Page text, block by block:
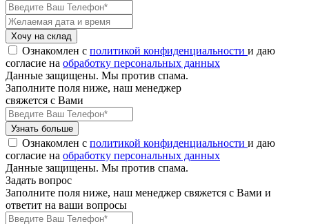
Хочу на склад
Ознакомлен с политикой конфиденциальности и даю
согласие на обработку персональных данных
Данные защищены. Мы против спама.
Заполните поля ниже, наш менеджер
свяжется с Вами
Узнать больше
Ознакомлен с политикой конфиденциальности и даю
согласие на обработку персональных данных
Данные защищены. Мы против спама.
Задать вопрос
Заполните поля ниже, наш менеджер свяжется с Вами и
ответит на ваши вопросы